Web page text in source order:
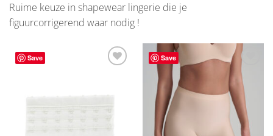
Ruime keuze in shapewear lingerie die je
figuurcorrigerend waar nodig !
Save
Save
Aan
verlanglijst
toevoegen